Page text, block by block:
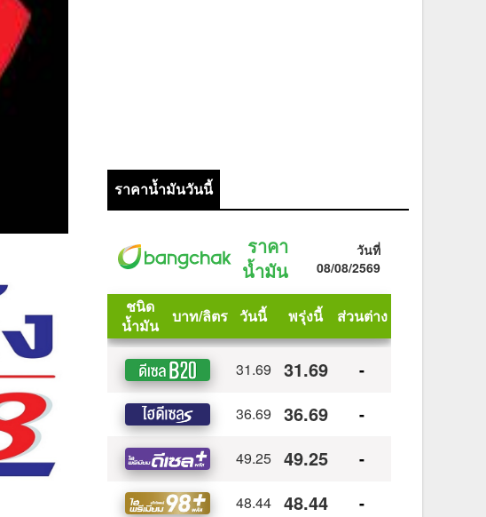
ราคาน้ำมันวันนี้